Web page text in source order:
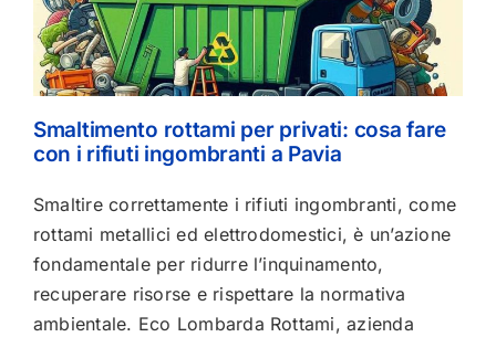
Smaltimento rottami per privati: cosa fare
con i rifiuti ingombranti a Pavia
Smaltire correttamente i rifiuti ingombranti, come
rottami metallici ed elettrodomestici, è un’azione
fondamentale per ridurre l’inquinamento,
recuperare risorse e rispettare la normativa
ambientale. Eco Lombarda Rottami, azienda